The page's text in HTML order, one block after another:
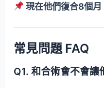
現在他們復合8個月
常見問題 FAQ
Q1. 和合術會不會讓